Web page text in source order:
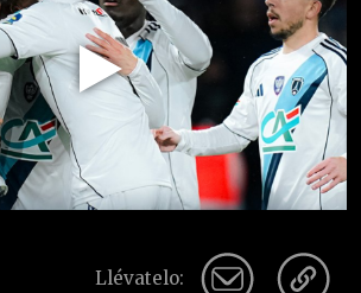
Play
Video
Llévatelo: